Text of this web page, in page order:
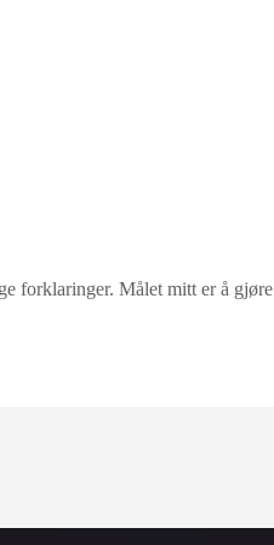
forklaringer. Målet mitt er å